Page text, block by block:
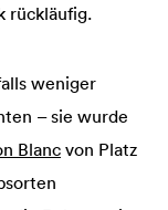
rückläufig.
weniger
– sie wurde
Blancvon Platz